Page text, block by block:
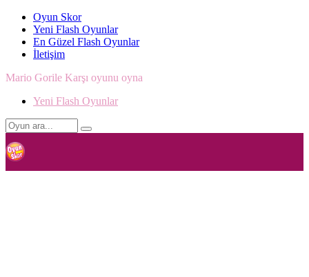
Oyun Skor
Yeni Flash Oyunlar
En Güzel Flash Oyunlar
İletişim
Mario Gorile Karşı oyunu oyna
Yeni Flash Oyunlar